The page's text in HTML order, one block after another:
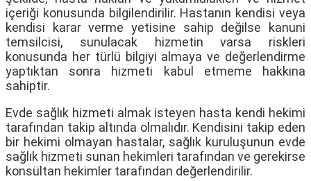
içeriği konusunda bilgilendirilir. Hastanın kendisi veya
kendisi karar verme yetisine sahip değilse kanuni
temsilcisi, sunulacak hizmetin varsa riskleri
konusunda her türlü bilgiyi almaya ve değerlendirme
yaptıktan sonra hizmeti kabul etmeme hakkına
sahiptir.
Evde sağlık hizmeti almak isteyen hasta kendi hekimi
tarafından takip altında olmalıdır. Kendisini takip eden
bir hekimi olmayan hastalar, sağlık kuruluşunun evde
sağlık hizmeti sunan hekimleri tarafından ve gerekirse
konsültan hekimler tarafından değerlendirilir.